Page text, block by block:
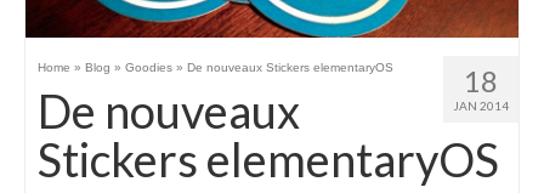
18
JAN 2014
Home » Blog » Goodies » De nouveaux Stickers elementaryOS
De nouveaux
Stickers elementaryOS